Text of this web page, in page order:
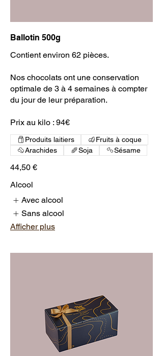
Ballotin 500g
Contient environ 62 pièces.
Nos chocolats ont une conservation
optimale de 3 à 4 semaines à compter
du jour de leur préparation.
Prix au kilo : 94€
44,50 €
Produits laitiers
Fruits à coque
Arachides
Soja Sésame
Alcool
Avec alcool
Sans alcool
Afficher plus